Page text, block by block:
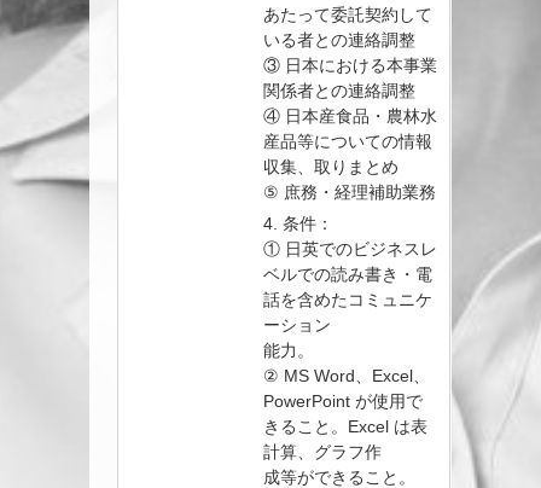
あたって委託契約して
いる者との連絡調整
③ 日本における本事業
関係者との連絡調整
④ 日本産食品・農林水
産品等についての情報
収集、取りまとめ
⑤ 庶務・経理補助業務
4. 条件：
① 日英でのビジネスレ
ベルでの読み書き・電
話を含めたコミュニケ
ーション
能力。
② MS Word、Excel、
PowerPoint が使用で
きること。Excel は表
計算、グラフ作
成等ができること。